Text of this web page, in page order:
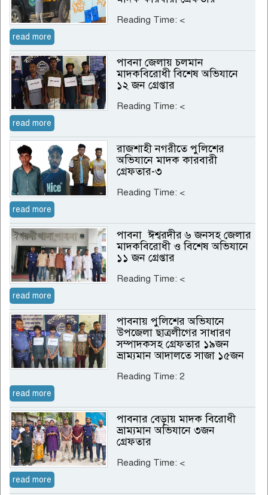
Reading Time: <
read more
পাবনা জেলায় চলমান
মাদকবিরোধী বিশেষ অভিযানে
১২ জন গ্রেপ্তার
Reading Time: <
read more
রাজশাহী নগরীতে পুলিশের
অভিযানে মাদক কারবারী
গ্রেফতার-৩
Reading Time: <
read more
পাবনা ঈশ্বরদীর ৬ জনসহ জেলার
মাদকবিরোধী ও বিশেষ অভিযানে
১১ জন গ্রেপ্তার
Reading Time: <
read more
পাবনায় পুলিশের অভিযানে
উপজেলা ছাত্রলীগের সাধারণ
সম্পাদকসহ গ্রেফতার ১৯জন
ভ্রাম্যমান আদালতে সাজা ১৫জন
Reading Time:2
read more
পাবনার বেড়ায় মাদক বিরোধী
ভ্রাম্যমান অভিযানে ৩জন
গ্রেফতার
Reading Time: <
read more